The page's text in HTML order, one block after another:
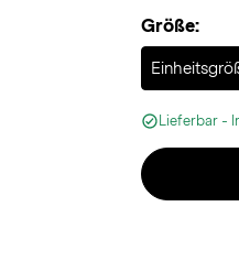
Größe:
Lieferbar -